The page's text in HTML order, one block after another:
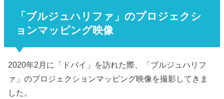
「ブルジュハリファ」のプロジェクシ
ョンマッピング映像
2020年2月に「ドバイ」を訪れた際、「ブルジュハリフ
ァ」のプロジェクションマッピング映像を撮影してきま
した。